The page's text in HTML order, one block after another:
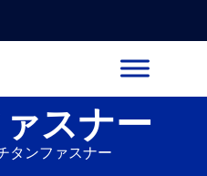
スナー
タンファスナー